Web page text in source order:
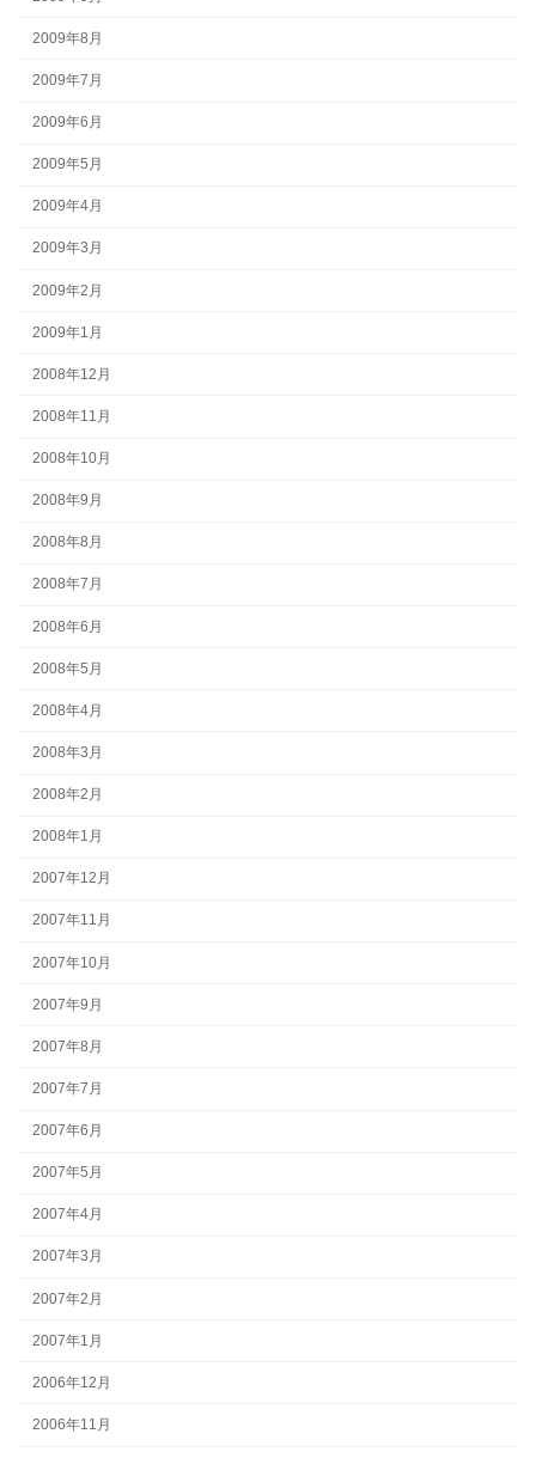
2009年8月
2009年7月
2009年6月
2009年5月
2009年4月
2009年3月
2009年2月
2009年1月
2008年12月
2008年11月
2008年10月
2008年9月
2008年8月
2008年7月
2008年6月
2008年5月
2008年4月
2008年3月
2008年2月
2008年1月
2007年12月
2007年11月
2007年10月
2007年9月
2007年8月
2007年7月
2007年6月
2007年5月
2007年4月
2007年3月
2007年2月
2007年1月
2006年12月
2006年11月